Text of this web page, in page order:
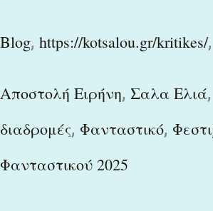
Blog, https://kotsalou.gr/kritikes/,
Αποστολή Ειρήνη, Σαλα Ελιά,
διαδρομές, Φανταστικό,
Φανταστικού 2025